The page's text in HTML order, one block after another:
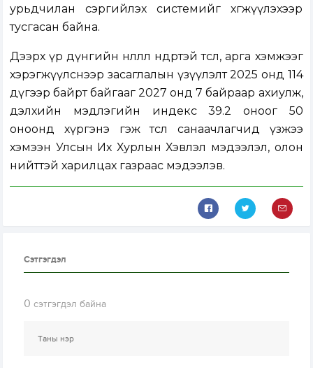
урьдчилан сэргийлэх системийг хөгжүүлэхээр
тусгасан байна.
Дээрх үр дүнгийн нөлөөлөл өндөртэй төсөл, арга хэмжээг
хэрэгжүүлснээр засаглалын үзүүлэлт 2025 онд 114
дүгээр байрт байгааг 2027 онд 7 байраар ахиулж,
дэлхийн мэдлэгийн индекс 39.2 оноог 50
оноонд хүргэнэ гэж төсөл санаачлагчид үзжээ
хэмээн Улсын Их Хурлын Хэвлэл мэдээлэл, олон
нийттэй харилцах газраас мэдээлэв.
Сэтгэгдэл
0 сэтгэгдэл байна